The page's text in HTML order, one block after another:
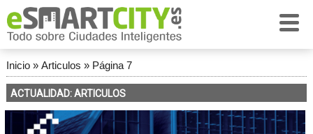
Inicio» Articulos » Página 7
ACTUALIDAD: ARTICULOS